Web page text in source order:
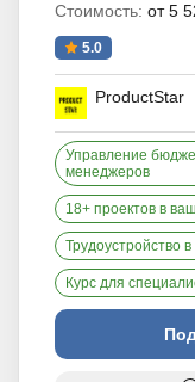
Стоимость: от 5
5.0
ProductStar
Управление
менеджеров
18+ проектов в
Трудоустройство
Курс для